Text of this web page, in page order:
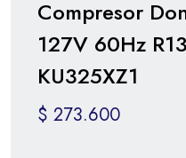
Compresor
127V 60Hz
KU325XZ1
$ 273.600